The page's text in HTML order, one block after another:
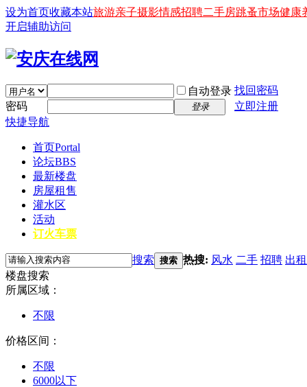
设为首页收藏本站旅游亲子摄影情感招聘二手房跳蚤市场健康
开启辅助访问
自动登录 找回密码
密码
登录
立即注册
快捷导航
首页Portal
论坛BBS
最新楼盘
房屋租售
灌水区
活动
订火车票
搜索 搜索 热搜: 风水 二手 招聘 出租
楼盘搜索
所属区域：
不限
价格区间：
不限
6000以下